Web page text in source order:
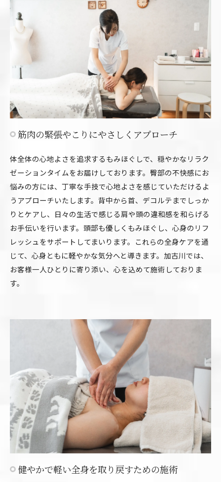
筋肉の緊張やこりにやさしくアプローチ
体全体の心地よさを追求するもみほぐしで、穏やかなリラク
ゼーションタイムをお届けしております。臀部の不快感にお
悩みの方には、丁寧な手技で心地よさを感じていただけるよ
うアプローチいたします。背中から首、デコルテまでしっか
りとケアし、日々の生活で感じる肩や頭の違和感を和らげる
お手伝いを行います。頭部も優しくもみほぐし、心身のリフ
レッシュをサポートしてまいります。これらの全身ケアを通
じて、心身ともに軽やかな気分へと導きます。加古川では、
お客様一人ひとりに寄り添い、心を込めて施術しておりま
す。
健やかで軽い全身を取り戻すための施術